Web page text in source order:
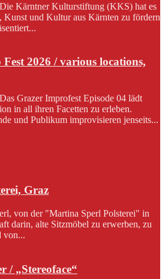
Kärntner Kulturstiftung (KKS) hat es
Kunst und Kultur aus Kärnten zu fördern
2026 / various locations,
Grazer Improfest Episode 04 lädt
in all ihren Facetten zu erleben.
und Publikum improvisieren jenseits...
Graz
von der "Martina Sperl Polsterei" in
darin, alte Sitzmöbel zu erwerben, zu
von...
/ „Stereoface“